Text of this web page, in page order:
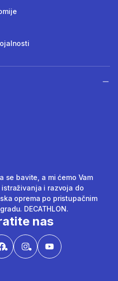
se bavite, a mi ćemo Vam
i razvoja do
oprema po pristupačnim
DECATHLON.
nas